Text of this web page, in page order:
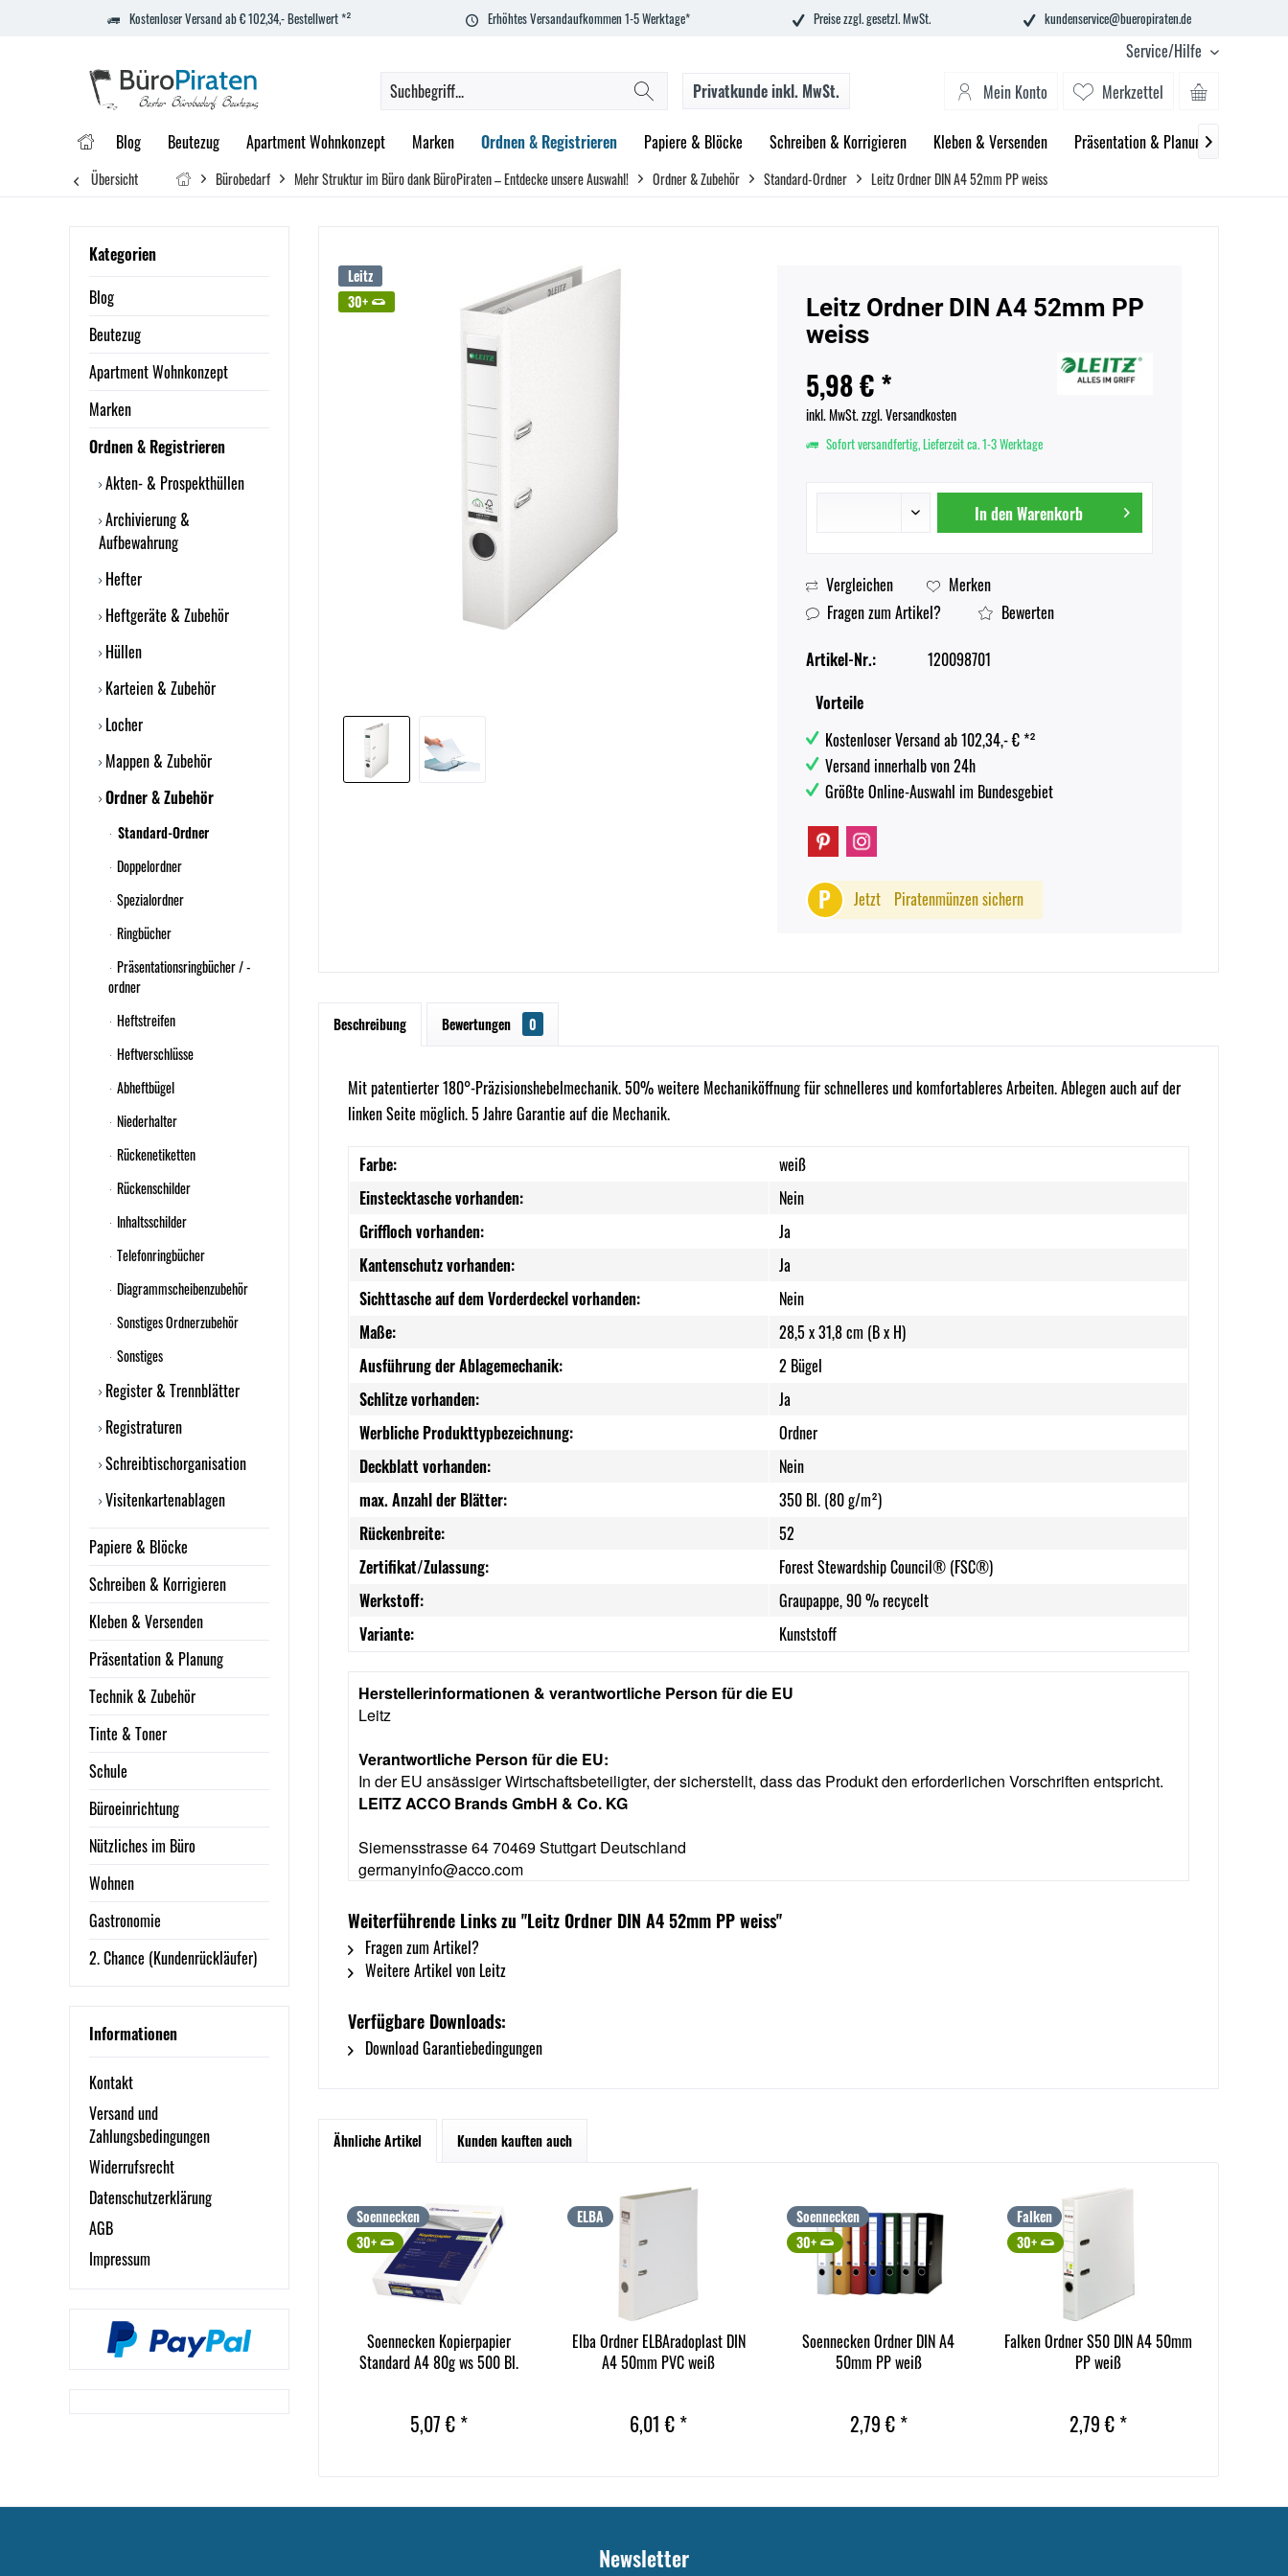
Kostenloser Versand ab € 102,34,- Bestellwert *² Erhöhtes Versandaufkommen 1-5 Werktage* Preise zzgl. gesetzl. MwSt. kundenservice@bueropiraten.de
Service/Hilfe
Merkzettel
Mein Konto
Privatkundeinkl. MwSt.
Blog Beutezug Apartment Wohnkonzept Marken Ordnen & Registrieren Papiere & Blöcke Schreiben & Korrigieren Kleben & Versenden Präsentation & Planung
Übersicht Bürobedarf Mehr Struktur im Büro dank BüroPiraten – Entdecke unsere Auswahl! Ordner & Zubehör Standard-Ordner Leitz Ordner DIN A4 52mm PP weiss
Kategorien
Blog
Beutezug
Apartment Wohnkonzept
Marken
Ordnen & Registrieren
Akten- & Prospekthüllen
Archivierung &
Aufbewahrung
Hefter
Heftgeräte & Zubehör
Hüllen
Karteien & Zubehör
Locher
Mappen & Zubehör
Ordner & Zubehör
Standard-Ordner
Doppelordner
Spezialordner
Ringbücher
Präsentationsringbücher / -
ordner
Heftstreifen
Heftverschlüsse
Abheftbügel
Niederhalter
Rückenetiketten
Rückenschilder
Inhaltsschilder
Telefonringbücher
Diagrammscheibenzubehör
Sonstiges Ordnerzubehör
Sonstiges
Register & Trennblätter
Registraturen
Schreibtischorganisation
Visitenkartenablagen
Papiere & Blöcke
Schreiben & Korrigieren
Kleben & Versenden
Präsentation & Planung
Technik & Zubehör
Tinte & Toner
Schule
Büroeinrichtung
Nützliches im Büro
Wohnen
Gastronomie
2. Chance (Kundenrückläufer)
Informationen
Kontakt
Versand und
Zahlungsbedingungen
Widerrufsrecht
Datenschutzerklärung
AGB
Impressum
Leitz
30+
Leitz Ordner DIN A4 52mm PP
weiss
5,98 € *
inkl. MwSt.zzgl. Versandkosten
Sofort versandfertig, Lieferzeit ca. 1-3 Werktage
In denWarenkorb
Vergleichen
Merken
Fragen zum Artikel?
Bewerten
Artikel-Nr.:
120098701
Vorteile
Kostenloser Versand ab 102,34,- € *²
Versand innerhalb von 24h
Größte Online-Auswahl im Bundesgebiet
P Jetzt Piratenmünzen sichern
Beschreibung Bewertungen 0
Mit patentierter 180°-Präzisionshebelmechanik. 50% weitere Mechaniköffnung für schnelleres und komfortableres Arbeiten. Ablegen auch auf der
linken Seite möglich. 5 Jahre Garantie auf die Mechanik.
Farbe:
weiß
Einstecktasche vorhanden:
Nein
Griffloch vorhanden:
Ja
Kantenschutz vorhanden:
Ja
Sichttasche auf dem Vorderdeckel vorhanden:
Nein
Maße:
28,5 x 31,8 cm (B x H)
Ausführung der Ablagemechanik:
2 Bügel
Schlitze vorhanden:
Ja
Werbliche Produkttypbezeichnung:
Ordner
Deckblatt vorhanden:
Nein
max. Anzahl der Blätter:
350 Bl. (80 g/m²)
Rückenbreite:
52
Zertifikat/Zulassung:
Forest Stewardship Council® (FSC®)
Werkstoff:
Graupappe, 90 % recycelt
Variante:
Kunststoff
Herstellerinformationen & verantwortliche Person für die EU
Leitz
Verantwortliche Person für die EU:
In der EU ansässiger Wirtschaftsbeteiligter, der sicherstellt, dass das Produkt den erforderlichen Vorschriften entspricht.
LEITZ ACCO Brands GmbH & Co. KG
Siemensstrasse 64 70469 Stuttgart Deutschland
germanyinfo@acco.com
Weiterführende Links zu "Leitz Ordner DIN A4 52mm PP weiss"
Fragen zum Artikel?
Weitere Artikel von Leitz
Verfügbare Downloads:
Download Garantiebedingungen
Ähnliche Artikel Kunden kauften auch
Soennecken
30+
Soennecken Kopierpapier
Standard A4 80g ws 500 Bl.
5,07 € *
ELBA
Elba Ordner ELBAradoplast DIN
A4 50mm PVC weiß
6,01 € *
Soennecken
30+
Soennecken Ordner DIN A4
50mm PP weiß
2,79 € *
Falken
30+
Falken Ordner S50 DIN A4 50mm
PP weiß
2,79 € *
Newsletter